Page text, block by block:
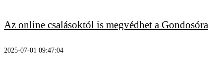
KERESÉS
Az online csalásoktól is megvédhet a Gondosóra
2025-07-01 09:47:04